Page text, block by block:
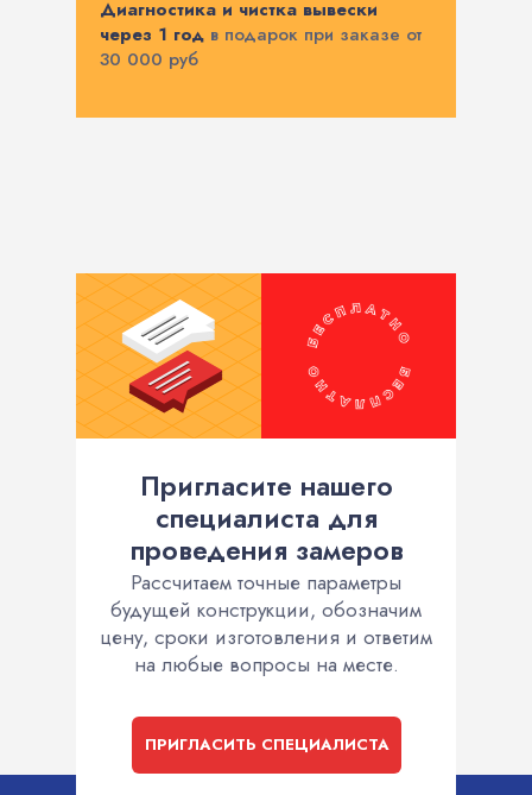
Диагностика и чистка вывески
через 1 год в подарок при заказе от
30 000 руб
Пригласите нашего
специалиста для
проведения замеров
Рассчитаем точные параметры
будущей конструкции, обозначим
цену, сроки изготовления и ответим
на любые вопросы на месте.
ПРИГЛАСИТЬ СПЕЦИАЛИСТА